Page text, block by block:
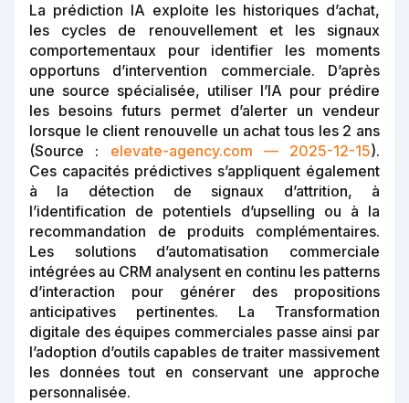
La prédiction IA exploite les historiques d’achat,
les cycles de renouvellement et les signaux
comportementaux pour identifier les moments
opportuns d’intervention commerciale. D’après
une source spécialisée, utiliser l’IA pour prédire
les besoins futurs permet d’alerter un vendeur
lorsque le client renouvelle un achat tous les 2 ans
(Source : elevate-agency.com — 2025-12-15).
Ces capacités prédictives s’appliquent également
à la détection de signaux d’attrition, à
l’identification de potentiels d’upselling ou à la
recommandation de produits complémentaires.
Les solutions d’automatisation commerciale
intégrées au CRM analysent en continu les patterns
d’interaction pour générer des propositions
anticipatives pertinentes. La Transformation
digitale des équipes commerciales passe ainsi par
l’adoption d’outils capables de traiter massivement
les données tout en conservant une approche
personnalisée.